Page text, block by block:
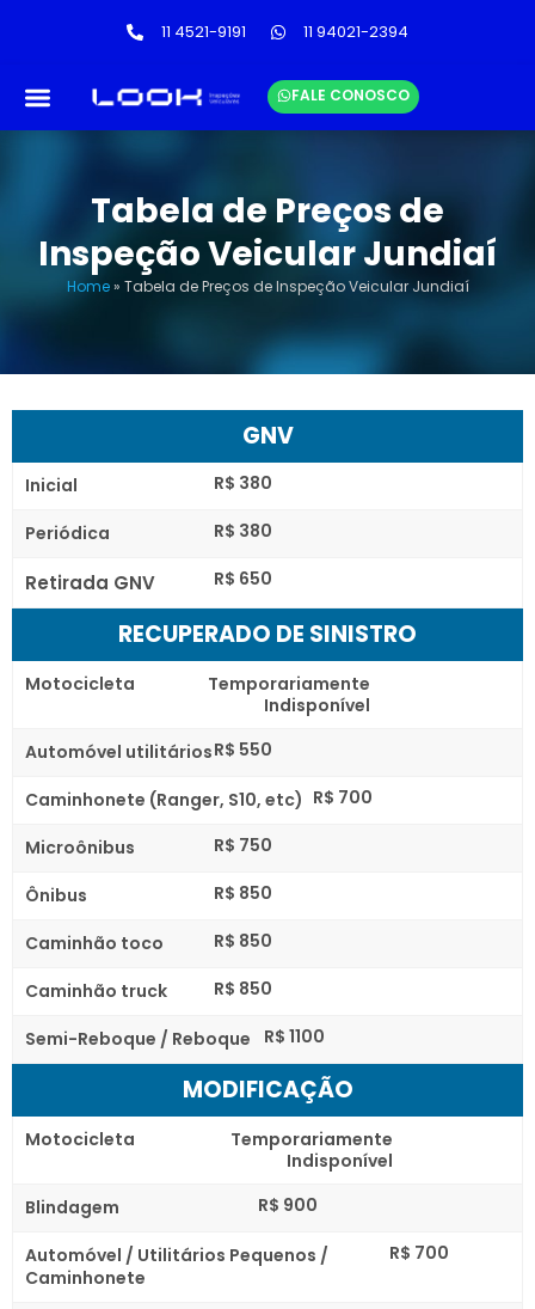
11 4521-9191 11 94021-2394
FALE CONOSCO
Tabela de Preços de
Inspeção Veicular Jundiaí
Home» Tabela de Preços de Inspeção Veicular Jundiaí
GNV
Inicial R$ 380
Periódica R$ 380
Retirada GNV R$ 650
RECUPERADO DE SINISTRO
Motocicleta
Temporariamente
Indisponível
Automóvel utilitáriosR$ 550
Caminhonete (Ranger, S10, etc) R$ 700
Microônibus R$ 750
Ônibus R$ 850
Caminhão toco R$ 850
Caminhão truck R$ 850
Semi-Reboque / Reboque R$ 1100
MODIFICAÇÃO
Motocicleta
Temporariamente
Indisponível
Blindagem
R$ 900
Automóvel / Utilitários Pequenos /
Caminhonete
R$ 700